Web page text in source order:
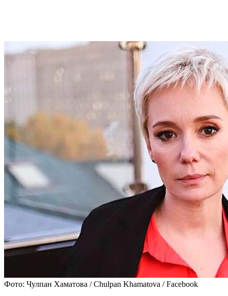
Фото: Чулпан Хаматова / Chulpan Khamatova / Facebook